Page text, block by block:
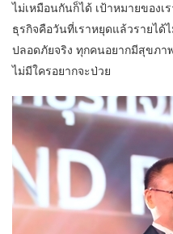
ไม่เหมือนกันก็ได้ เป้าหมายของ
ธุรกิจคือวันที่เราหยุดแล้วรายไ
ปลอดภัยจริง ทุกคนอยากมีสุขภา
ไม่มีใครอยากจะป่วย